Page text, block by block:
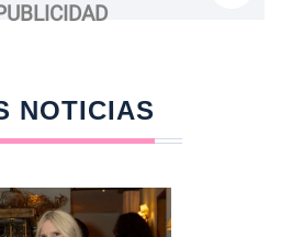
NOTICIAS